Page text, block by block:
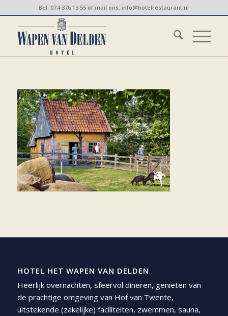
Bel: 074-376 13 55 of mail ons:info@hotelrestaurant.nl
HOTEL HET WAPEN VAN DELDEN
Heerlijk overnachten, sfeervol dineren, genieten van
de prachtige omgeving van Hof van Twente,
uitstekende (zakelijke) faciliteiten, zwemmen, sauna,